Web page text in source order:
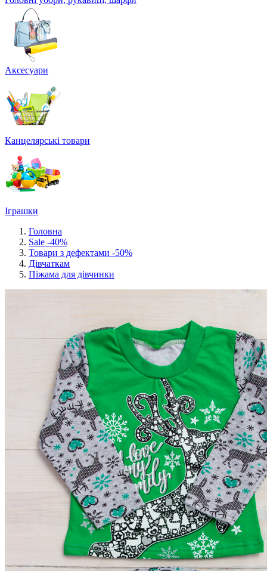
Аксесуари
Канцелярські товари
Іграшки
Головна
Sale -40%
Товари з дефектами -50%
Дівчаткам
Піжама для дівчинки